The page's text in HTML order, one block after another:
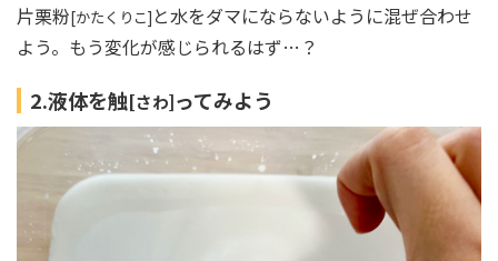
片栗粉[かたくりこ] と水をダマにならないように混ぜ合わせ
よう。もう変化が感じられるはず…？
2.液体を触[さわ]ってみよう